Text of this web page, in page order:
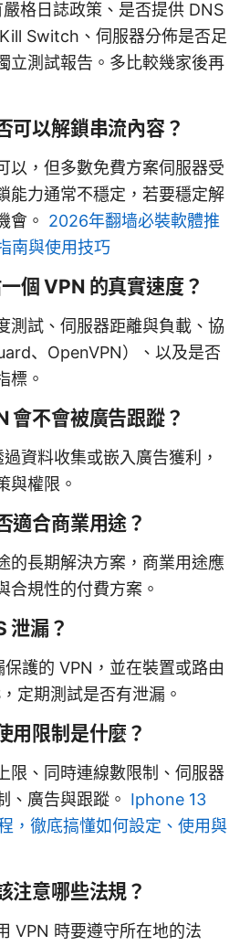
格日誌政策、是否提供 DNS
Switch、伺服器分佈是否足
立測試報告。多比較幾家後再
可以解鎖串流內容？
以，但多數免費方案伺服器受
能力通常不穩定，若要穩定解
會。 2026年翻墙必裝軟體推
南與使用技巧
個 VPN 的真實速度？
測試、伺服器距離與負載、協
、OpenVPN）、以及是否
標。
會不會被廣告跟蹤？
資料收集或嵌入廣告獲利，
與權限。
適合商業用途？
的長期解決方案，商業用途應
合規性的付費方案。
泄漏？
護的 VPN，並在裝置或路由
定期測試是否有泄漏。
用限制是什麼？
限、同時連線數限制、伺服器
、廣告與跟蹤。 Iphone 13
，徹底搞懂如何設定、使用與
注意哪些法規？
VPN 時要遵守所在地的法